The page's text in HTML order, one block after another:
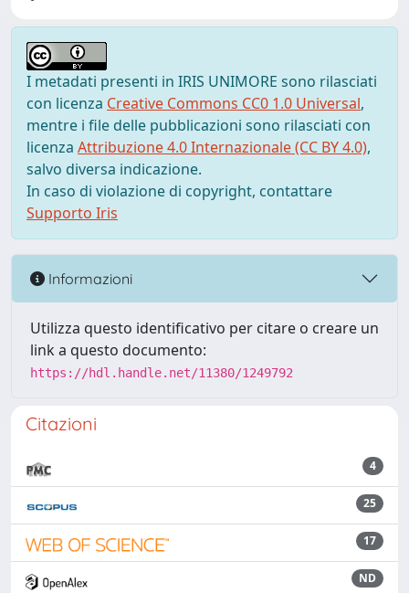
I metadati presenti in IRIS UNIMORE sono rilasciati
con licenza Creative Commons CC0 1.0 Universal,
mentre i file delle pubblicazioni sono rilasciati con
licenza Attribuzione 4.0 Internazionale (CC BY 4.0),
salvo diversa indicazione.
In caso di violazione di copyright, contattare
Supporto Iris
Informazioni
Utilizza questo identificativo per citare o creare un
link a questo documento:
https://hdl.handle.net/11380/1249792
Citazioni
4
25
17
ND